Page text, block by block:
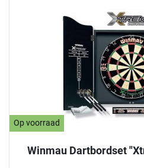
Op voorraad
Winmau Dartbordset